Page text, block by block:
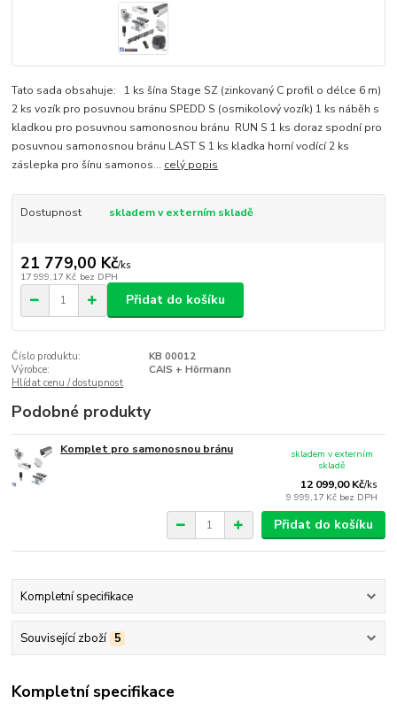
Tato sada obsahuje: 1 ks šína Stage SZ (zinkovaný C profil o délce 6 m)
2 ks vozík pro posuvnou bránu SPEDD S (osmikolový vozík) 1 ks náběh s
kladkou pro posuvnou samonosnou bránu RUN S 1 ks doraz spodní pro
posuvnou samonosnou bránu LAST S 1 ks kladka horní vodící 2 ks
záslepka pro šínu samonos... celý popis
Dostupnost skladem v externím skladě
21 779,00 Kč/ks
17 999,17 Kč bez DPH
Přidat do košíku
Číslo produktu:
KB 00012
Výrobce:
CAIS + Hörmann
Hlídat cenu / dostupnost
Podobné produkty
Komplet pro samonosnou bránu
12 099,00 Kč/ks
9 999,17 Kč bez DPH
skladem v externím
skladě
Přidat do košíku
Kompletní specifikace
Související zboží 5
Kompletní specifikace